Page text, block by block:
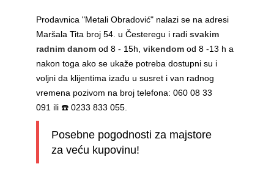
Prodavnica "Metali Obradović" nalazi se na adresi
Maršala Tita broj 54. u Česteregu i radi svakim
radnim danom od 8 - 15h, vikendom od 8 -13 h a
nakon toga ako se ukaže potreba dostupni su i
voljni da klijentima izađu u susret i van radnog
vremena pozivom na broj telefona: 060 08 33
091 ili ☎️ 0233 833 055.
Posebne pogodnosti za majstore
za veću kupovinu!